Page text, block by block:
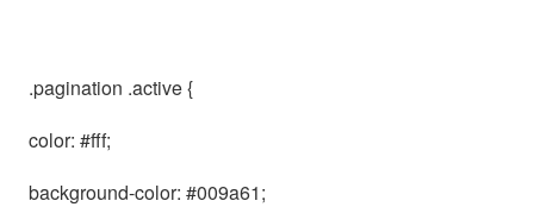
.pagination .active {
color: #fff;
background-color: #009a61;